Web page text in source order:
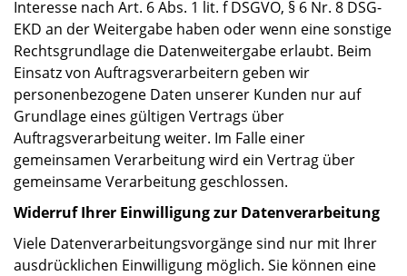
Interesse nach Art. 6 Abs. 1 lit. f DSGVO, § 6 Nr. 8 DSG-
EKD an der Weitergabe haben oder wenn eine sonstige
Rechtsgrundlage die Datenweitergabe erlaubt. Beim
Einsatz von Auftragsverarbeitern geben wir
personenbezogene Daten unserer Kunden nur auf
Grundlage eines gültigen Vertrags über
Auftragsverarbeitung weiter. Im Falle einer
gemeinsamen Verarbeitung wird ein Vertrag über
gemeinsame Verarbeitung geschlossen.
Widerruf Ihrer Einwilligung zur Datenverarbeitung
Viele Datenverarbeitungsvorgänge sind nur mit Ihrer
ausdrücklichen Einwilligung möglich. Sie können eine